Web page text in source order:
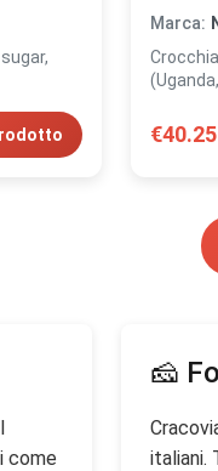
Marca:
€40.25
come
🧀
italiani.